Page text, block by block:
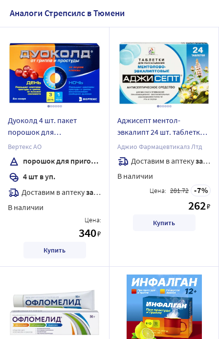
Аналоги Стрепсилс в Тюмени
Дуоколд 4 шт. пакет
порошок для
приготовления раствора
для приема внутрь вкус
клюква
Вертекс АО
порошок для приготовления раствора
4 шт в уп.
Доставим в аптекузавтра
В наличии
Цена:
340₽
Купить
Аджисепт ментол-
эвкалипт 24 шт. таблетки
для рассасывания
Аджио Фармацевтикалз Лтд
Доставим в аптекузавтра
В наличии
Цена: 281.72 7
262₽
Купить